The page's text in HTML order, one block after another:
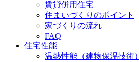
賃貸併用住宅
住まいづくりのポイント
家づくりの流れ
FAQ
住宅性能
温熱性能（建物保温技術）